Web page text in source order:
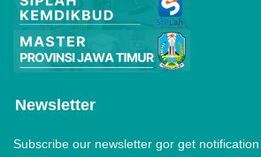
Newsletter
Subscribe our newsletter gor get